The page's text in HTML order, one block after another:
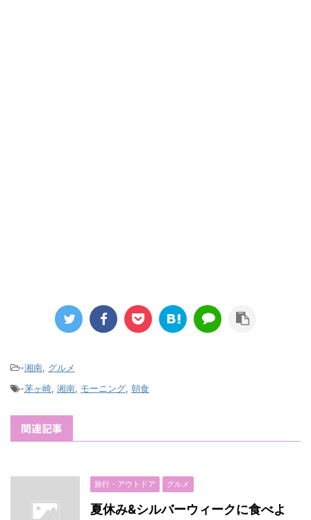
-湘南, グルメ
-茅ヶ崎, 湘南, モーニング, 朝食
関連記事
旅行・アウトドア グルメ
夏休み&シルバーウィークに食べよ